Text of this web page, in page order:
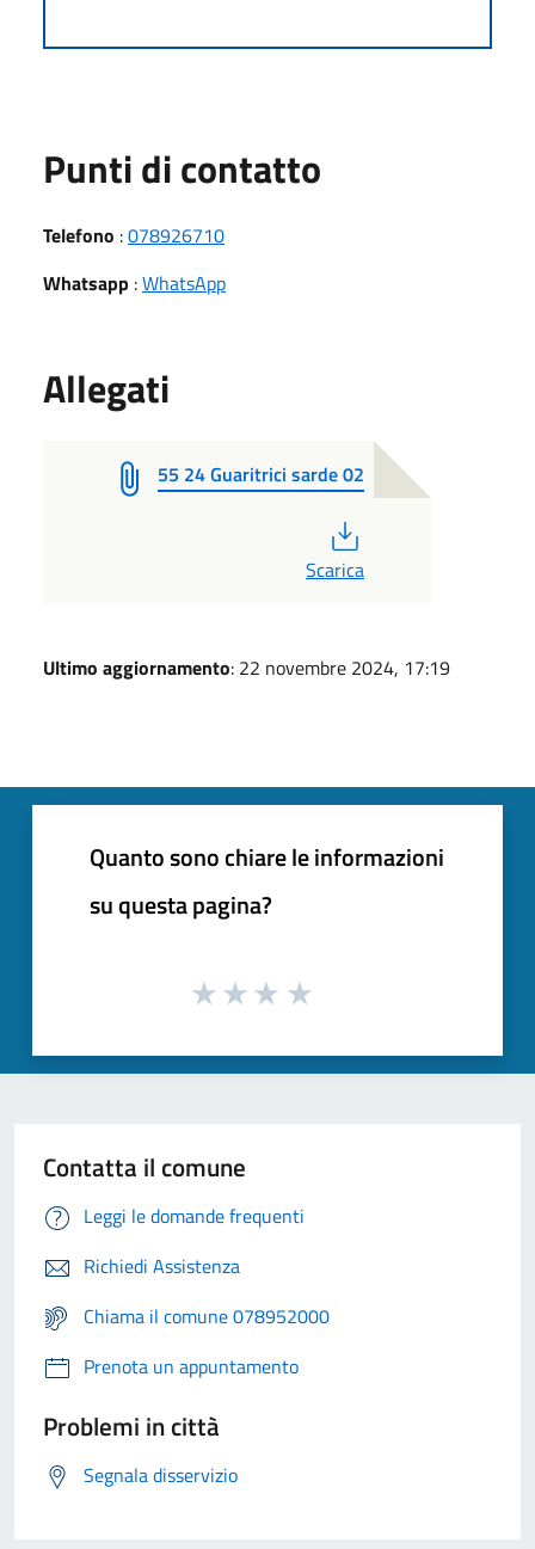
Punti di contatto
Telefono :078926710
Whatsapp :WhatsApp
Allegati
55 24 Guaritrici sarde 02
Scarica
Ultimo aggiornamento: 22 novembre 2024, 17:19
Quanto sono chiare le informazioni
su questa pagina?
Contatta il comune
Leggi le domande frequenti
Richiedi Assistenza
Chiama il comune 078952000
Prenota un appuntamento
Problemi in città
Segnala disservizio